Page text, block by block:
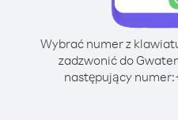
Wybrać numer z
zadzwonić do
następujący numer: